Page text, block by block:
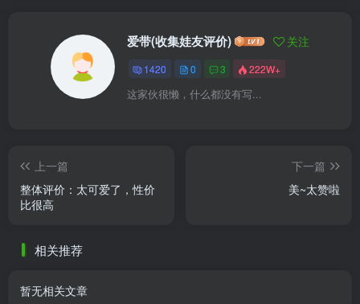
爱带(收集娃友评价) 关注
1420 0 3 222W+
这家伙很懒，什么都没有写...
上一篇
整体评价：太可爱了，性价
比很高
下一篇
美~太赞啦
相关推荐
暂无相关文章